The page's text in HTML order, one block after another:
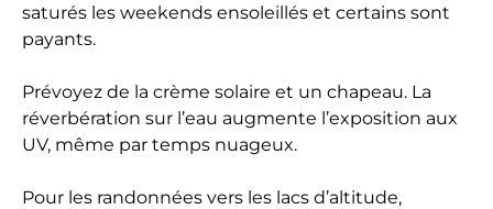
saturés les weekends ensoleillés et certains sont
payants.
Prévoyez de la crème solaire et un chapeau. La
réverbération sur l’eau augmente l’exposition aux
UV, même par temps nuageux.
Pour les randonnées vers les lacs d’altitude,